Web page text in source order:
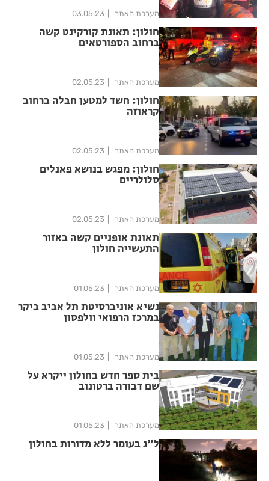
מערכת האתר 03.05.23
חולון: תאונת קורקינט קשה
ברחוב הספורטאים
מערכת האתר 02.05.23
חולון: חשד למטען חבלה ברחוב
קראוזה
מערכת האתר 02.05.23
חולון: מפגש בנושא פאנלים
סלולריים
מערכת האתר 02.05.23
תאונת אופניים קשה באזור
התעשייה חולון
מערכת האתר 01.05.23
נשיא אוניברסיטת תל אביב ביקר
במרכז הרפואי וולפסון
מערכת האתר 01.05.23
בית ספר חדש בחולון ייקרא על
שם דבורה ברטונוב
מערכת האתר 01.05.23
ל"ג בעומר ללא מדורות בחולון